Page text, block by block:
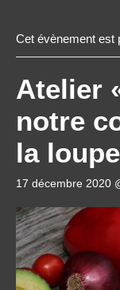
Cet évènement est
Atelier
notre
la
17 décembre 2020